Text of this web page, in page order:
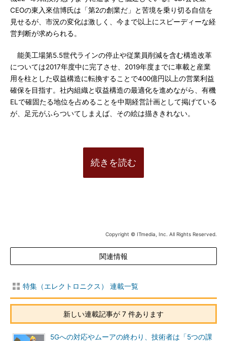
CEOの東入來信博氏は「第2の創業だ」と苦境を乗り切る自信を
見せるが、市況の変化は激しく、今まで以上にスピーディーな経
営判断が求められる。
能美工場第5.5世代ラインの停止や従業員削減を含む構造改革
については2017年度中に完了させ、2019年度までに車載と産業
用を柱とした収益構造に転換することで400億円以上の営業利益
確保を目指す。社内組織と収益構造の最適化を進めながら、有機
ELで確固たる地位を占めることを中期経営計画として掲げている
が、足元がふらついてしまえば、その絵は描ききれない。
続きを読む
Copyright © ITmedia, Inc. All Rights Reserved.
関連情報
特集（エレクトロニクス） 連載一覧
新しい連載記事が 7 件あります
5Gへの対応やムーアの終わり、技術者は「5つの課